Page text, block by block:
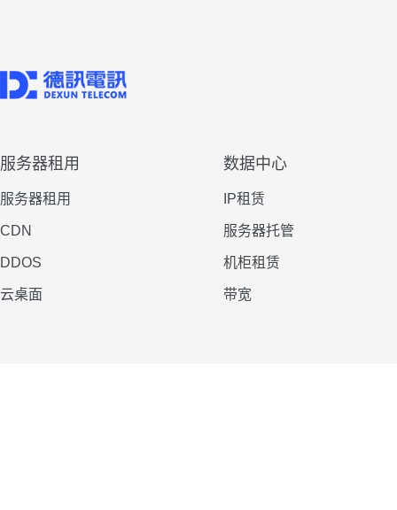
服务器租用
服务器租用
CDN
DDOS
云桌面
数据中心
IP租赁
服务器托管
机柜租赁
带宽